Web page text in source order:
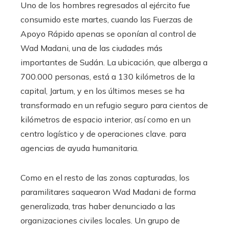
Uno de los hombres regresados ​​al ejército fue
consumido este martes, cuando las Fuerzas de
Apoyo Rápido apenas se oponían al control de
Wad Madani, una de las ciudades más
importantes de Sudán. La ubicación, que alberga a
700.000 personas, está a 130 kilómetros de la
capital, Jartum, y en los últimos meses se ha
transformado en un refugio seguro para cientos de
kilómetros de espacio interior, así como en un
centro logístico y de operaciones clave. para
agencias de ayuda humanitaria.
Como en el resto de las zonas capturadas, los
paramilitares saquearon Wad Madani de forma
generalizada, tras haber denunciado a las
organizaciones civiles locales. Un grupo de